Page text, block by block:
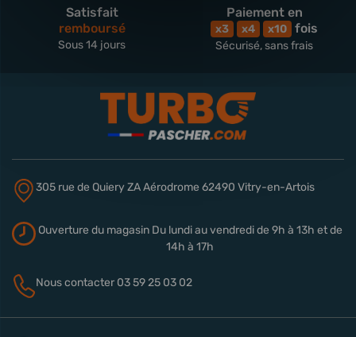
Satisfait
remboursé
Sous 14 jours
Paiement en
x3 x4 x10 fois
Sécurisé, sans frais
305 rue de QuieryZA Aérodrome 62490 Vitry-en-Artois
Ouverture du magasinDu lundi au vendredi de 9h à 13h et de
14h à 17h
Nous contacter 03 59 25 03 02